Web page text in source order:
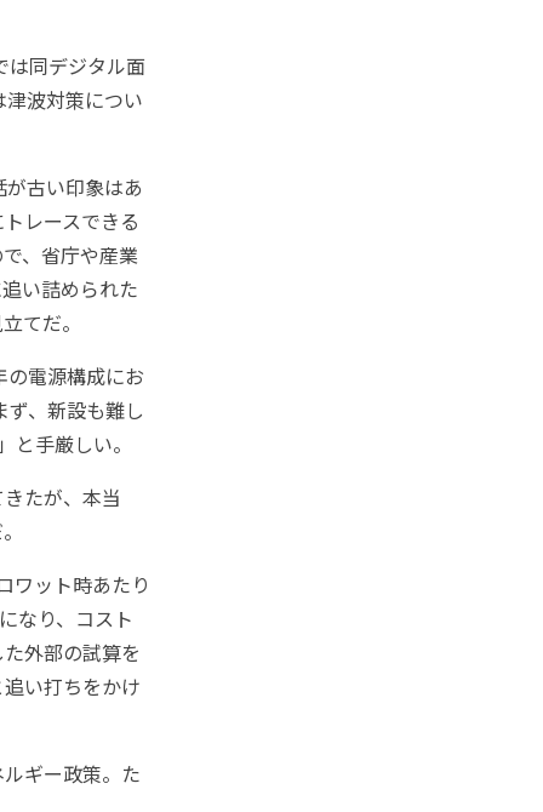
は同デジタル面
波対策につい
古い印象はあ
レースできる
、省庁や産業
い詰められた
てだ。
電源構成にお
、新設も難し
手厳しい。
たが、本当
ワット時あたり
なり、コスト
外部の試算を
い打ちをかけ
ギー政策。た